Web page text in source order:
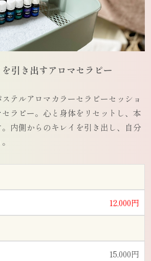
引き出すアロマセラピー
テルアロマカラーセラピーセッショ
ラピー。心と身体をリセットし、本
内側からのキレイを引き出し、自分
12,000円
15,000円